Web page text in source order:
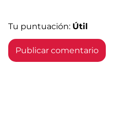
Tu puntuación: Útil